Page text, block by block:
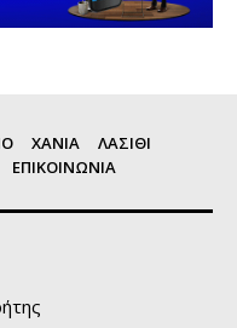
ΧΑΝΙΑ
ΛΑΣΙΘΙ
ΕΠΙΚΟΙΝΩΝΙΑ